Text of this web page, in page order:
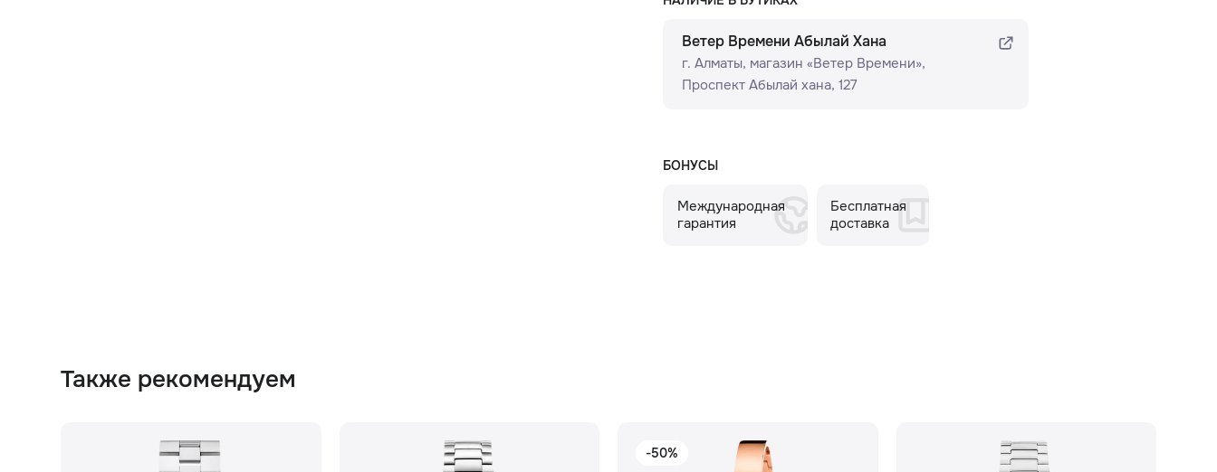
Ветер Времени Абылай Хана
г. Алматы, ​магазин «Ветер Времени»​,
Проспект Абылай хана, 127
БОНУСЫ
Международная
гарантия
Бесплатная
доставка
Также рекомендуем
-50%